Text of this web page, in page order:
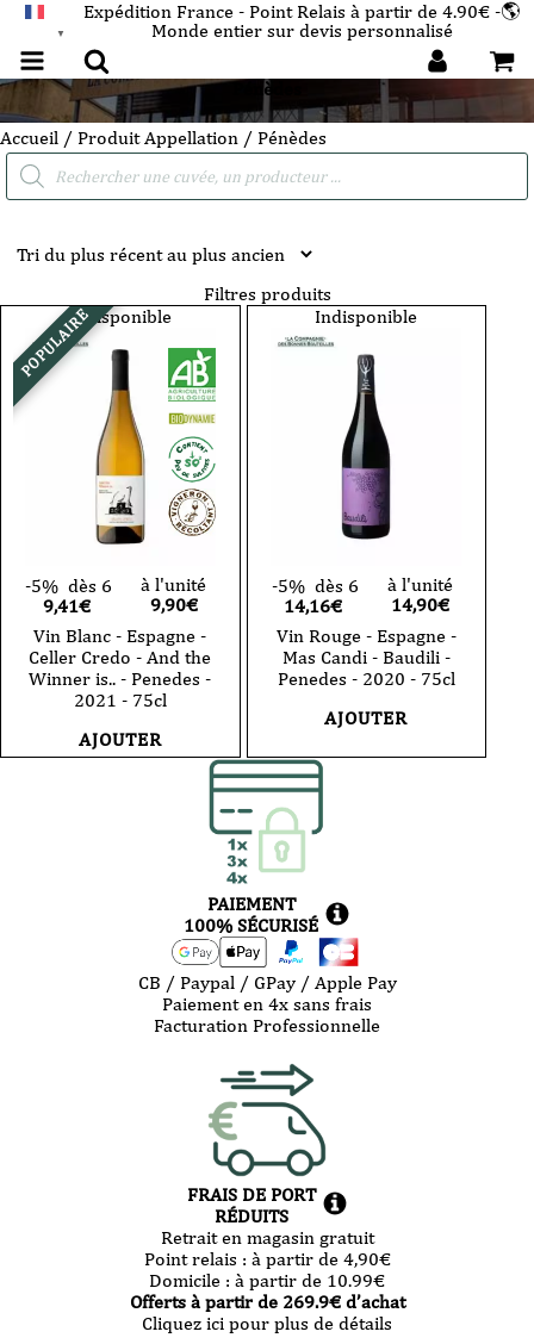
▼
Expédition France - Point Relais à partir de 4.90€ -🌎
Monde entier sur devis personnalisé
Pénèdes
Accueil / Produit Appellation / Pénèdes
Recherche
Filtres produits
POPULAIREIndisponible
-5% dès 6
9,41€
à l'unité
9,90€
Vin Blanc - Espagne -
Celler Credo - And the
Winner is.. - Penedes -
2021 - 75cl
AJOUTER
Indisponible
-5% dès 6
14,16€
à l'unité
14,90€
Vin Rouge - Espagne -
Mas Candi - Baudili -
Penedes - 2020 - 75cl
AJOUTER
PAIEMENT
100% SÉCURISÉ
CB / Paypal / GPay / Apple Pay
Paiement en 4x sans frais
Facturation Professionnelle
FRAIS DE PORT
RÉDUITS
Retrait en magasin gratuit
Point relais : à partir de 4,90€
Domicile : à partir de 10.99€
Offerts à partir de 269.9€ d’achat
Cliquez ici pour plus de détails